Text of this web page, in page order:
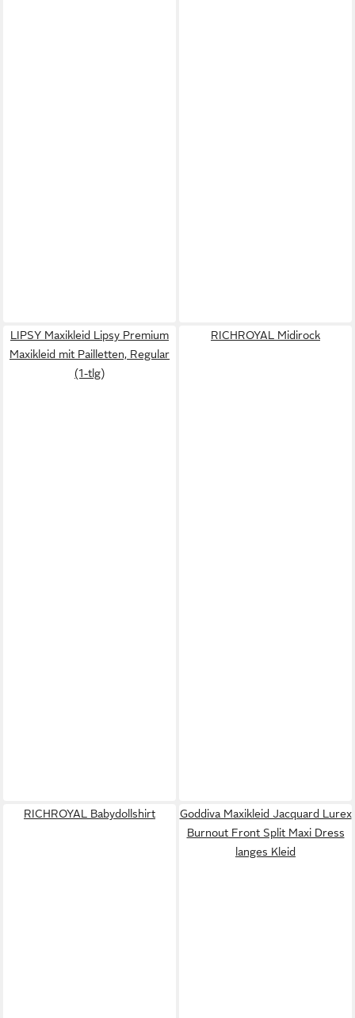
LIPSY Maxikleid Lipsy Premium
Maxikleid mit Pailletten, Regular
(1-tlg)
RICHROYAL Midirock
RICHROYAL Babydollshirt
Goddiva Maxikleid Jacquard Lurex
Burnout Front Split Maxi Dress
langes Kleid